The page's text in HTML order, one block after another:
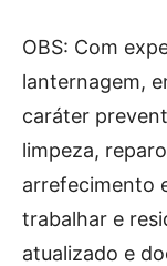
OBS: Com
lanternagem,
caráter
limpeza,
arrefecimento
trabalhar e
atualizado e